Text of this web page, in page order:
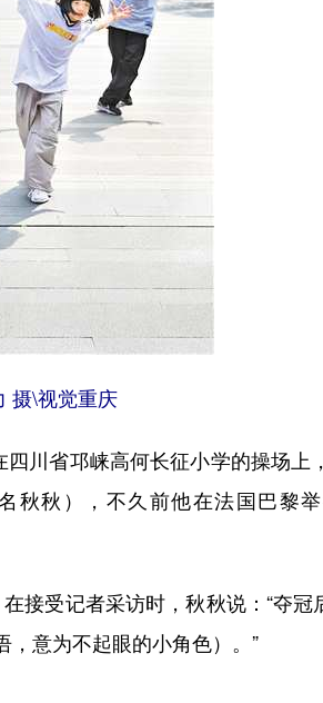
摄\视觉重庆
省邛崃高何长征小学的操场上
秋秋），不久前他在法国巴黎
接受记者采访时，秋秋说：“夺冠
，意为不起眼的小角色）。”